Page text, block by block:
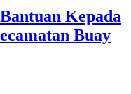
Kepada
Buay